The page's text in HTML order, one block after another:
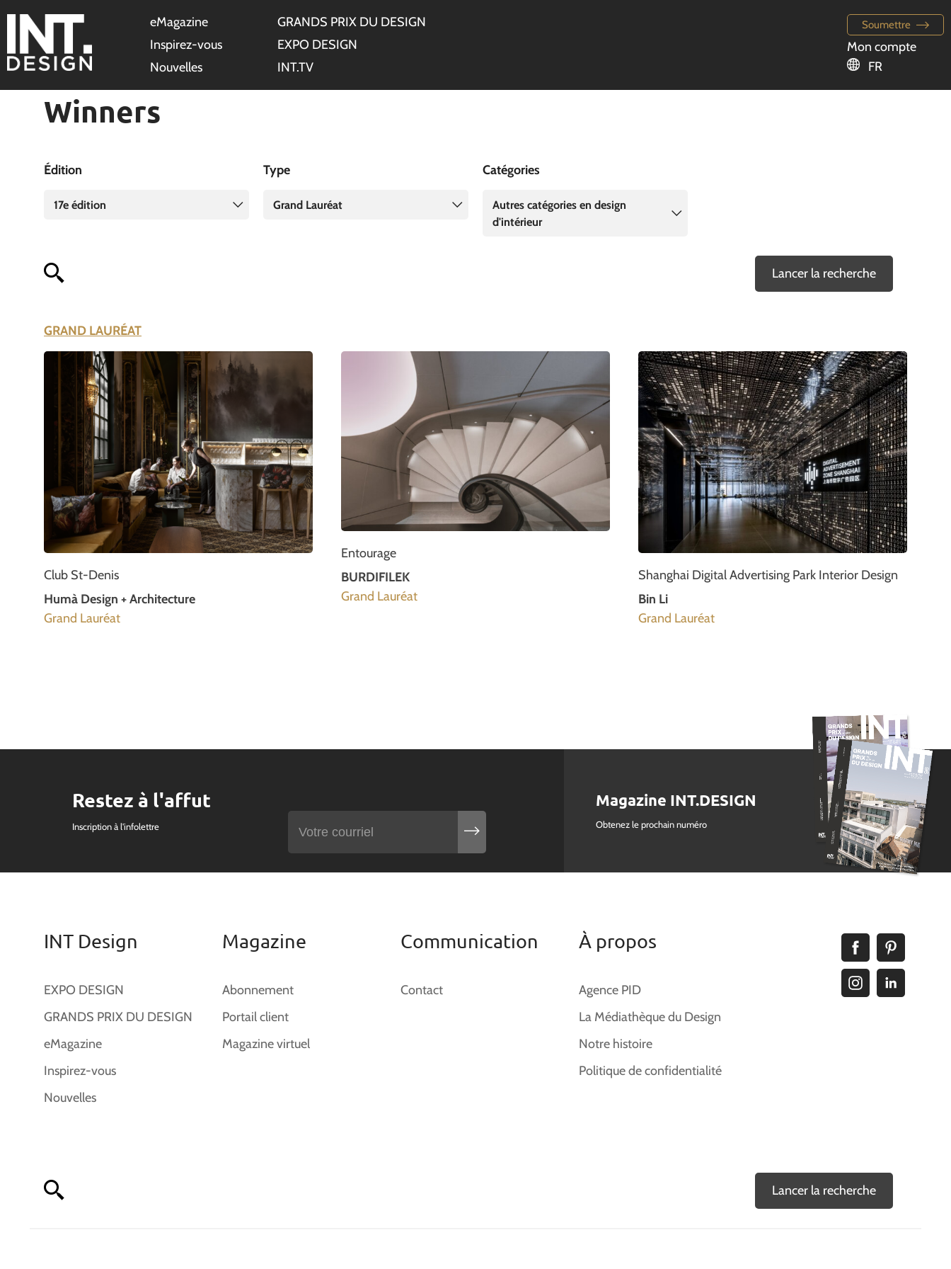
eMagazine
Inspirez-vous
Nouvelles
GRANDS PRIX DU DESIGN
EXPO DESIGN
INT.TV
Soumettre
Mon compte
FR
Winners
Édition
17e édition
Type
Grand Lauréat
Catégories
Autres catégories en design
d'intérieur
Lancer la recherche
GRAND LAURÉAT
Club St-Denis
Humà Design + Architecture
Grand Lauréat
Entourage
BURDIFILEK
Grand Lauréat
Shanghai Digital Advertising Park Interior Design
Bin Li
Grand Lauréat
Restez à l'affut
Inscription à l'infolettre
Magazine INT.DESIGN
Obtenez le prochain numéro
INT Design
EXPO DESIGN
GRANDS PRIX DU DESIGN
eMagazine
Inspirez-vous
Nouvelles
Magazine
Abonnement
Portail client
Magazine virtuel
Communication
Contact
À propos
Agence PID
La Médiathèque du Design
Notre histoire
Politique de confidentialité
Lancer la recherche